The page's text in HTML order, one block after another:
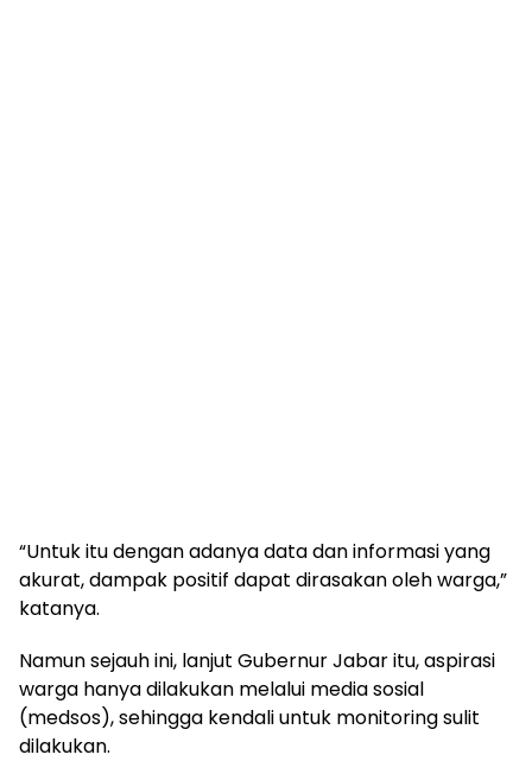
“Untuk itu dengan adanya data dan informasi yang
akurat, dampak positif dapat dirasakan oleh warga,”
katanya.
Namun sejauh ini, lanjut Gubernur Jabar itu, aspirasi
warga hanya dilakukan melalui media sosial
(medsos), sehingga kendali untuk monitoring sulit
dilakukan.